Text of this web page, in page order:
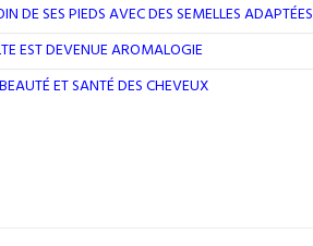
DE SES PIEDS AVEC DES SEMELLES ADAPTÉES
EST DEVENUE AROMALOGIE
ET SANTÉ DES CHEVEUX